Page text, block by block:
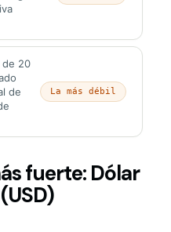
de 20
de
La más débil
fuerte: Dólar